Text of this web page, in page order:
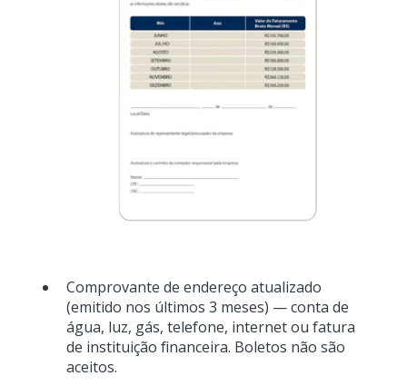
Comprovante de endereço atualizado
(emitido nos últimos 3 meses) — conta de
água, luz, gás, telefone, internet ou fatura
de instituição financeira. Boletos não são
aceitos.